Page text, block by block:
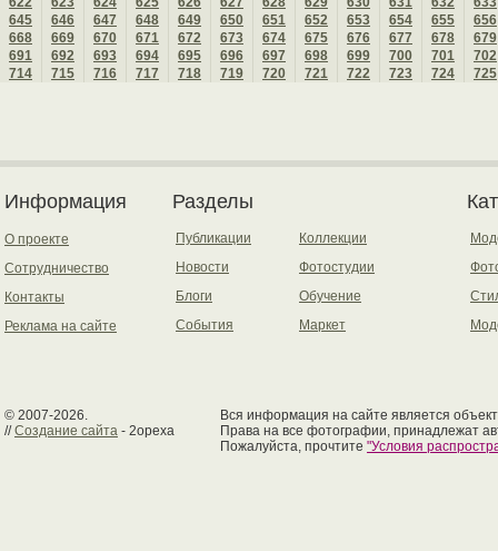
645
646 647 648 649 650 651 652 653 654 655
656
668
669 670 671 672 673 674 675 676 677 678
679
691
692 693 694 695 696 697 698 699 700 701
702
714
715 716 717 718 719 720 721 722 723 724 725
Информация
О проекте
Сотрудничество
Контакты
Реклама на сайте
Разделы
Публикации
Новости
Блоги
События
Коллекции
Фотостудии
Обучение
Маркет
© 2007-2026.
//Создание сайта - 2opexa
Вся информация на сайте является
Права на все фотографии, принадлежат
Пожалуйста, прочтите "Условия